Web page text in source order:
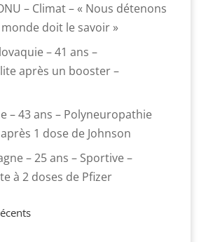
– Climat – « Nous détenons
doit le savoir »
– 41 ans –
après un booster –
– 43 ans – Polyneuropathie
1 dose de Johnson
– 25 ans – Sportive –
à 2 doses de Pfizer